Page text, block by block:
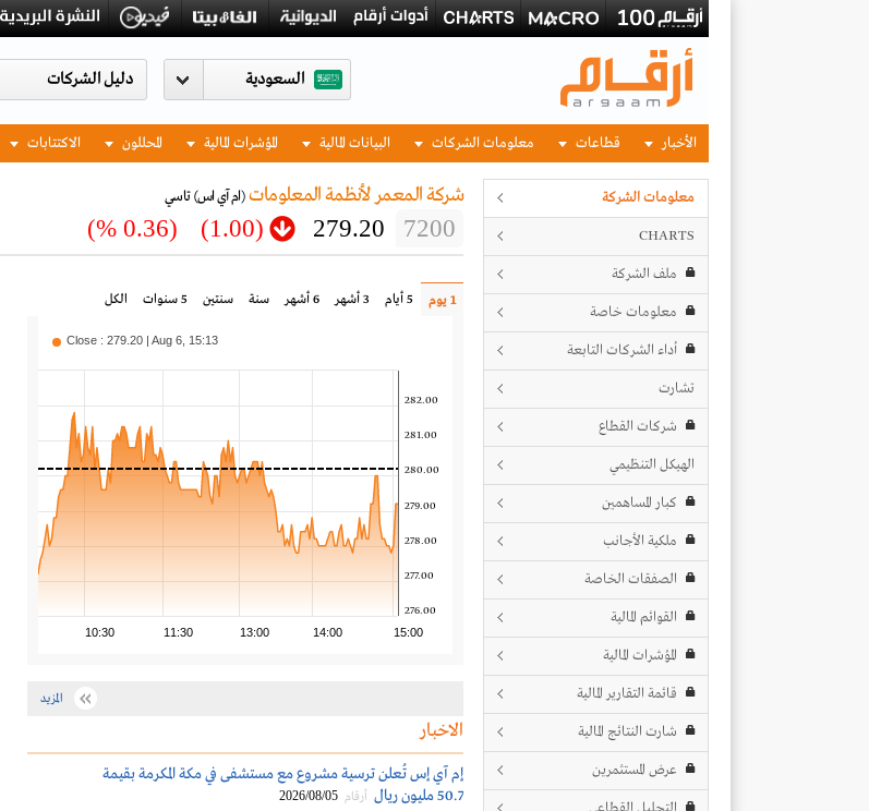
السعودية
الأخبار قطاعات معلومات الشركات البيانات المالية المؤشرات المالية المحللون الاكتتابات
معلومات الشركة
CHARTS
ملف الشركة
معلومات خاصة
أداء الشركات التابعة
تشارت
شركات القطاع
الهيكل التنظيمي
كبار المساهمين
ملكية الأجانب
الصفقات الخاصة
القوائم المالية
المؤشرات المالية
قائمة التقارير المالية
شارت النتائج المالية
عرض المستثمرين
شركة المعمر لأنظمة المعلومات (ام آي اس) تاسي
7200
279.20
(1.00)
(0.36 %)
1 يوم 5 أيام 3 أشهر 6 أشهر سنة سنتين 5 سنوات الكل
10:30 11:30 13:00 14:00 15:00
276.00
277.00
278.00
279.00
280.00
281.00
282.00
Close : 279.20 | Aug 6, 15:13
المزيد
الاخبار
إم آي إس تُعلن ترسية مشروع مع مستشفى في مكة المكرمة بقيمة
50.7 مليون ريال
أرقام 2026/08/05